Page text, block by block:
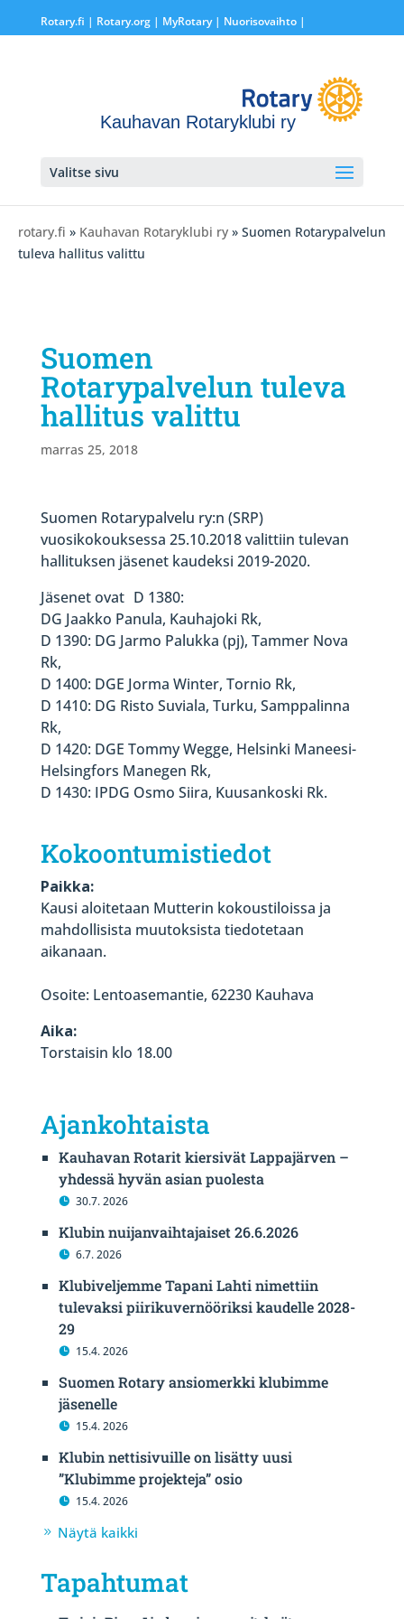
Rotary.fi | Rotary.org| MyRotary | Nuorisovaihto|
Kauhavan Rotaryklubi ry
Valitse sivu
rotary.fi » Kauhavan Rotaryklubi ry » Suomen Rotarypalvelun
tuleva hallitus valittu
Suomen
Rotarypalvelun tuleva
hallitus valittu
marras 25, 2018
Suomen Rotarypalvelu ry:n (SRP)
vuosikokouksessa 25.10.2018 valittiin tulevan
hallituksen jäsenet kaudeksi 2019-2020.
Jäsenet ovat D 1380:
DG Jaakko Panula, Kauhajoki Rk,
D 1390: DG Jarmo Palukka (pj), Tammer Nova
Rk,
D 1400: DGE Jorma Winter, Tornio Rk,
D 1410: DG Risto Suviala, Turku, Samppalinna
Rk,
D 1420: DGE Tommy Wegge, Helsinki Maneesi-
Helsingfors Manegen Rk,
D 1430: IPDG Osmo Siira, Kuusankoski Rk.
Kokoontumistiedot
Paikka:
Kausi aloitetaan Mutterin kokoustiloissa ja
mahdollisista muutoksista tiedotetaan
aikanaan.
Osoite: Lentoasemantie, 62230 Kauhava
Aika:
Torstaisin klo 18.00
Ajankohtaista
Kauhavan Rotarit kiersivät Lappajärven –
yhdessä hyvän asian puolesta
30.7. 2026
Klubin nuijanvaihtajaiset 26.6.2026
6.7. 2026
Klubiveljemme Tapani Lahti nimettiin
tulevaksi piirikuvernööriksi kaudelle 2028-
29
15.4. 2026
Suomen Rotary ansiomerkki klubimme
jäsenelle
15.4. 2026
Klubin nettisivuille on lisätty uusi
”Klubimme projekteja” osio
15.4. 2026
Näytä kaikki
Tapahtumat